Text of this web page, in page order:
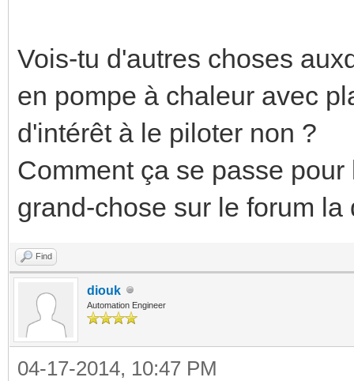
Vois-tu d'autres choses
en pompe à chaleur avec
d'intérêt à le piloter non ?
Comment ça se passe
grand-chose sur le forum
Find
diouk
Automation Engineer
04-17-2014, 10:47 PM